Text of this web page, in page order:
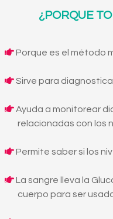
¿PORQUE
Porque es el método
Sirve para
Ayuda a monitorear
relacionadas con los
Permite saber si los
La sangre lleva la
cuerpo para ser